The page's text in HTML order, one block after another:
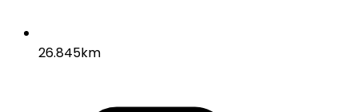
26.845km